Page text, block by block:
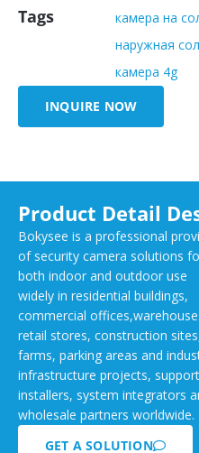
Tags
камера на
наружная
камера 4g
INQUIRE NOW
Product Detail
Bokysee is a professional
of security camera solutions
both indoor and outdoor use
widely in residential buildings,
commercial
retail stores, construction
farms, parking areas and
infrastructure projects,
installers, system integrators
wholesale partners worldwide.
GET A SOLUTION